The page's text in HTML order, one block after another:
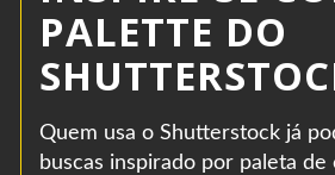
PALETTE DO
Quem usa o Shutterstock já
buscas inspirado por paleta de